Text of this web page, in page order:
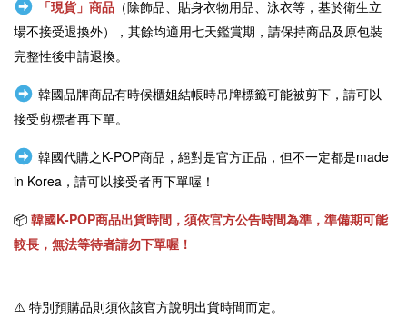
「現貨」商品（除飾品、貼身衣物用品、泳衣等，基於衛生立
場不接受退換外），其餘均適用七天鑑賞期，請保持商品及原包裝
完整性後申請退換。
韓國品牌商品有時候櫃姐結帳時吊牌標籤可能被剪下，請可以
接受剪標者再下單。
韓國代購之K-POP商品 ，絕對是官方正品，但不一定都是made
in Korea ，請可以接受者再下單喔！
📦 韓國K-POP商品出貨時間，須依官方公告時間為準，準備期可能
較長，無法等待者請勿下單喔！
⚠️ 特別預購品則須依該官方說明出貨時間而定。